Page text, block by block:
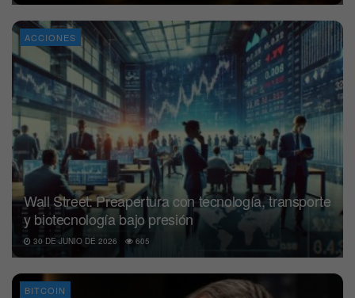
ACCIONES
Wall Street: Preapertura con tecnología, transporte
y biotecnología bajo presión
30 DE JUNIO DE 2026 605
BITCOIN